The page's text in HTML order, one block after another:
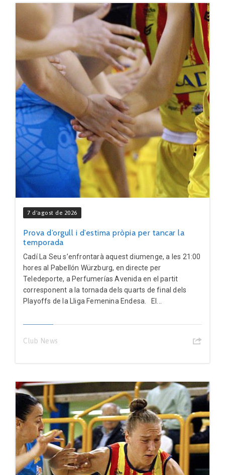
7 d'agost de 2026
Prova d’orgull i d’estima pròpia per tancar la
temporada
Cadí La Seu s’enfrontarà aquest diumenge, a les 21:00
hores al Pabellón Würzburg, en directe per
Teledeporte, a Perfumerías Avenida en el partit
corresponent a la tornada dels quarts de final dels
Playoffs de la Lliga Femenina Endesa. El...
Club News